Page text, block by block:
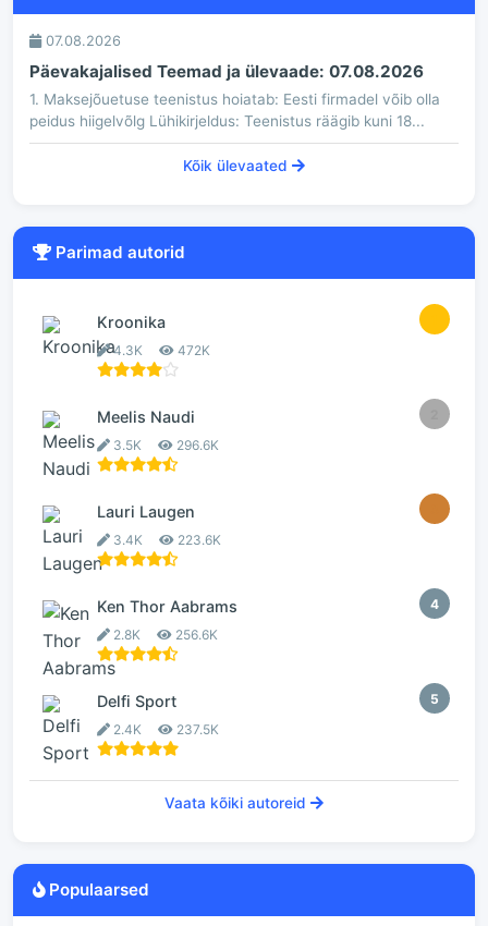
07.08.2026
Päevakajalised Teemad ja ülevaade: 07.08.2026
1. Maksejõuetuse teenistus hoiatab: Eesti firmadel võib olla
peidus hiigelvõlg Lühikirjeldus: Teenistus räägib kuni 18...
Kõik ülevaated
Parimad autorid
Kroonika
4.3K 472K
Meelis Naudi
3.5K 296.6K
Lauri Laugen
3.4K 223.6K
4
Ken Thor Aabrams
2.8K 256.6K
5
Delfi Sport
2.4K 237.5K
Vaata kõiki autoreid
Populaarsed